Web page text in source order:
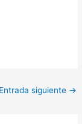
Entrada siguiente →